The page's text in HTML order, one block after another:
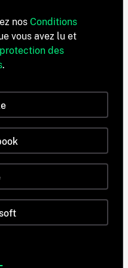
nos Conditions
vous avez lu et
des
.